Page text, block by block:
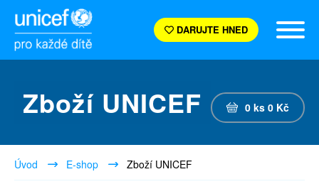
DARUJTE HNED
Zboží UNICEF 0 ks 0 Kč
Úvod E-shop Zboží UNICEF